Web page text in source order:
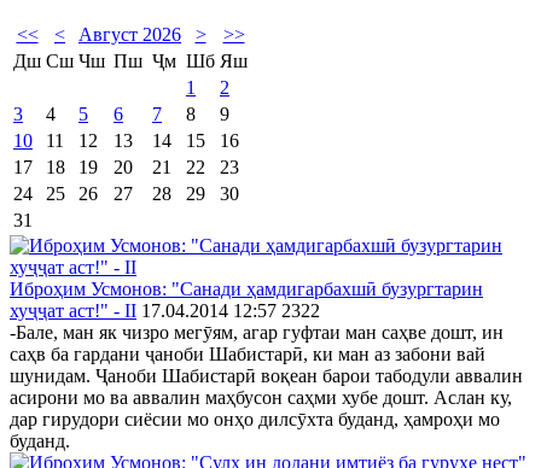
<< < Август 2026 >
>>
Дш Сш Чш Пш Ҷм Шб Яш
1
2
3
4 5 6 7 8
9
10
11 12 13 14 15
16
17
18 19 20 21 22
23
24
25 26 27 28 29
30
31
Иброҳим Усмонов: "Санади ҳамдигарбахшӣ бузургтарин
хуҷҷат аст!" - II 17.04.2014 12:57 2322
-Бале, ман як чизро мегӯям, агар гуфтаи ман саҳве дошт, ин
саҳв ба гардани ҷаноби Шабистарӣ, ки ман аз забони вай
шунидам. Ҷаноби Шабистарӣ воқеан барои табодули аввалин
асирони мо ва аввалин маҳбусон саҳми хубе дошт. Аслан ку,
дар гирудори сиёсии мо онҳо дилсӯхта буданд, ҳамроҳи мо
буданд.